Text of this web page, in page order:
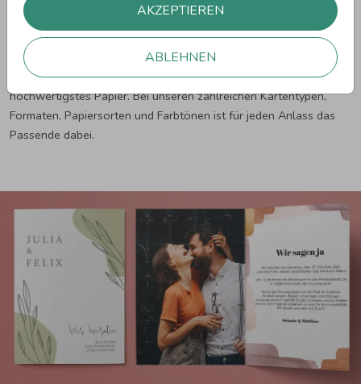
AKZEPTIEREN
ABLEHNEN
gedruckt!
Wir drucken die Karten in brillanten und langlebigen Farben auf
hochwertigstes Papier. Bei unseren zahlreichen Kartentypen,
Formaten, Papiersorten und Farbtönen ist für jeden Anlass das
Passende dabei.